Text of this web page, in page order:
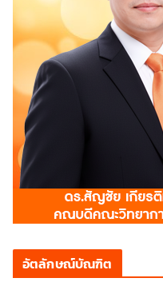
อัตลักษณ์บัณฑิต